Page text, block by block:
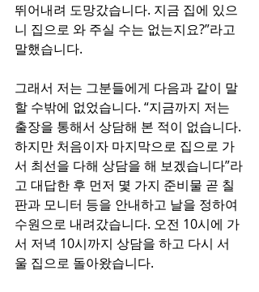
뛰어내려 도망갔습니다. 지금 집에 있으
니 집으로 와 주실 수는 없는지요?”라고
말했습니다.
그래서 저는 그분들에게 다음과 같이 말
할 수밖에 없었습니다. “지금까지 저는
출장을 통해서 상담해 본 적이 없습니다.
하지만 처음이자 마지막으로 집으로 가
서 최선을 다해 상담을 해 보겠습니다”라
고 대답한 후 먼저 몇 가지 준비물 곧 칠
판과 모니터 등을 안내하고 날을 정하여
수원으로 내려갔습니다. 오전 10시에 가
서 저녁 10시까지 상담을 하고 다시 서
울 집으로 돌아왔습니다.